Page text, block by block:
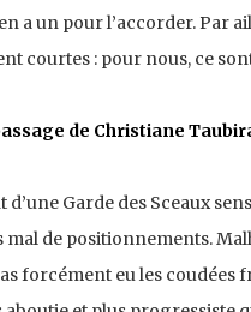
a un pour l’accorder. Par
courtes : pour nous, ce
de Christiane
d’une Garde des Sceaux
de positionnements.
forcément eu les